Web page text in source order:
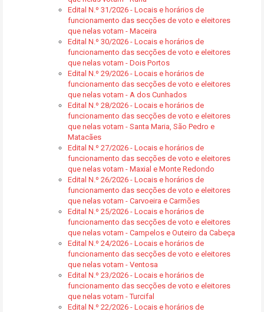
Edital N.º 31/2026 - Locais e horários de
funcionamento das secções de voto e eleitores
que nelas votam - Maceira
Edital N.º 30/2026 - Locais e horários de
funcionamento das secções de voto e eleitores
que nelas votam - Dois Portos
Edital N.º 29/2026 - Locais e horários de
funcionamento das secções de voto e eleitores
que nelas votam - A dos Cunhados
Edital N.º 28/2026 - Locais e horários de
funcionamento das secções de voto e eleitores
que nelas votam - Santa Maria, São Pedro e
Matacães
Edital N.º 27/2026 - Locais e horários de
funcionamento das secções de voto e eleitores
que nelas votam - Maxial e Monte Redondo
Edital N.º 26/2026 - Locais e horários de
funcionamento das secções de voto e eleitores
que nelas votam - Carvoeira e Carmões
Edital N.º 25/2026 - Locais e horários de
funcionamento das secções de voto e eleitores
que nelas votam - Campelos e Outeiro da Cabeça
Edital N.º 24/2026 - Locais e horários de
funcionamento das secções de voto e eleitores
que nelas votam - Ventosa
Edital N.º 23/2026 - Locais e horários de
funcionamento das secções de voto e eleitores
que nelas votam - Turcifal
Edital N.º 22/2026 - Locais e horários de